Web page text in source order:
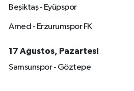
Beşiktaş - Eyüpspor
Amed - Erzurumspor FK
17 Ağustos, Pazartesi
Samsunspor - Göztepe